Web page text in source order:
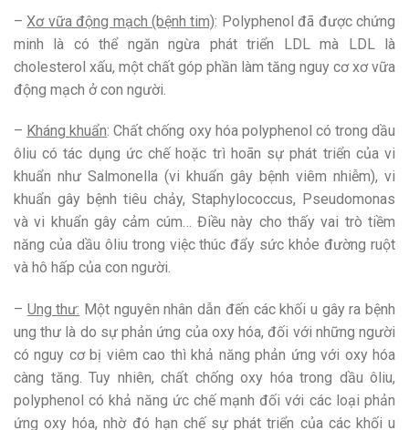
– Xơ vữa động mạch (bệnh tim): Polyphenol đã được chứng
minh là có thể ngăn ngừa phát triển LDL mà LDL là
cholesterol xấu, một chất góp phần làm tăng nguy cơ xơ vữa
động mạch ở con người.
– Kháng khuẩn: Chất chống oxy hóa polyphenol có trong dầu
ôliu có tác dụng ức chế hoặc trì hoãn sự phát triển của vi
khuẩn như Salmonella (vi khuẩn gây bệnh viêm nhiễm), vi
khuẩn gây bệnh tiêu chảy, Staphylococcus, Pseudomonas
và vi khuẩn gây cảm cúm… Điều này cho thấy vai trò tiềm
năng của dầu ôliu trong việc thúc đẩy sức khỏe đường ruột
và hô hấp của con người.
– Ung thư: Một nguyên nhân dẫn đến các khối u gây ra bệnh
ung thư là do sự phản ứng của oxy hóa, đối với những người
có nguy cơ bị viêm cao thì khả năng phản ứng với oxy hóa
càng tăng. Tuy nhiên, chất chống oxy hóa trong dầu ôliu,
polyphenol có khả năng ức chế mạnh đối với các loại phản
ứng oxy hóa, nhờ đó hạn chế sự phát triển của các khối u